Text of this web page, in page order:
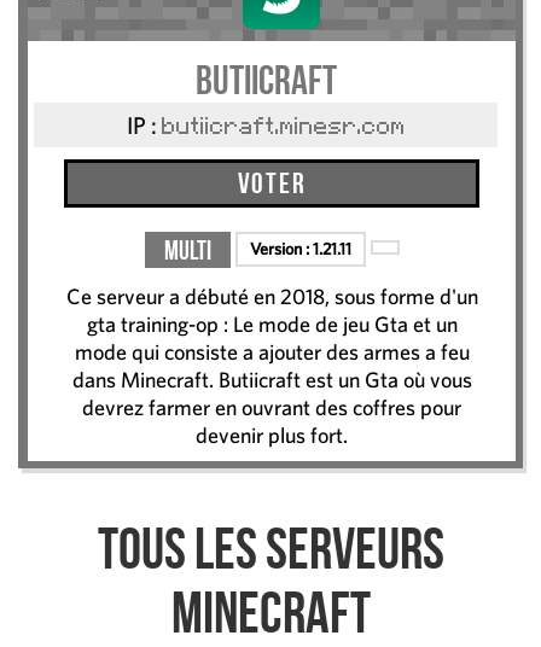
ButiiCraft
IP : butiicraft.minesr.com
Voter
Multi Version :1.21.11
Ce serveur a débuté en 2018, sous forme d'un
gta training-op : Le mode de jeu Gta et un
mode qui consiste a ajouter des armes a feu
dans Minecraft. Butiicraft est un Gta où vous
devrez farmer en ouvrant des coffres pour
devenir plus fort.
Tous les serveurs
Minecraft